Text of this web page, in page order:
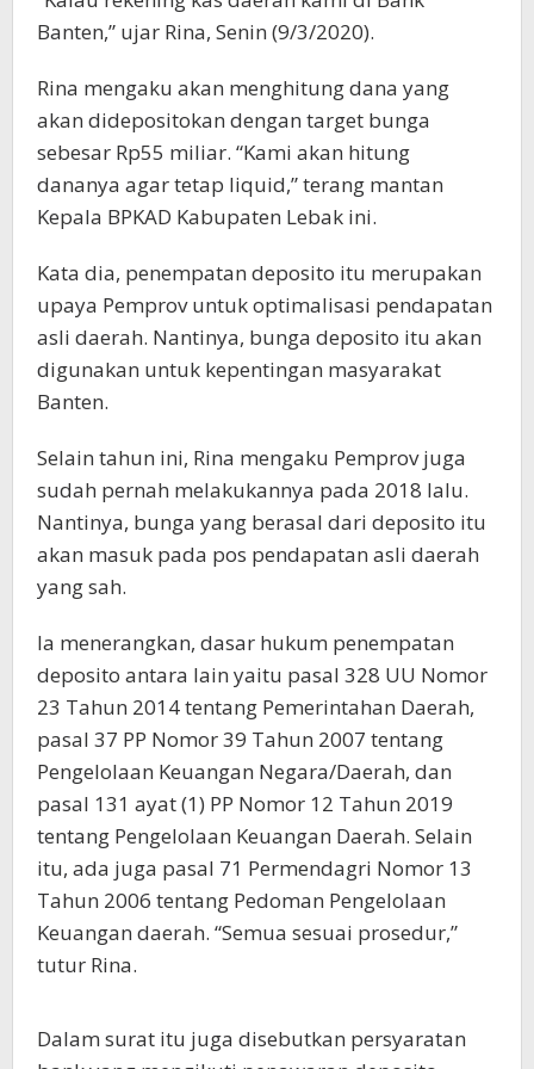
Banten,” ujar Rina, Senin (9/3/2020).
Rina mengaku akan menghitung dana yang
akan didepositokan dengan target bunga
sebesar Rp55 miliar. “Kami akan hitung
dananya agar tetap liquid,” terang mantan
Kepala BPKAD Kabupaten Lebak ini.
Kata dia, penempatan deposito itu merupakan
upaya Pemprov untuk optimalisasi pendapatan
asli daerah. Nantinya, bunga deposito itu akan
digunakan untuk kepentingan masyarakat
Banten.
Selain tahun ini, Rina mengaku Pemprov juga
sudah pernah melakukannya pada 2018 lalu.
Nantinya, bunga yang berasal dari deposito itu
akan masuk pada pos pendapatan asli daerah
yang sah.
Ia menerangkan, dasar hukum penempatan
deposito antara lain yaitu pasal 328 UU Nomor
23 Tahun 2014 tentang Pemerintahan Daerah,
pasal 37 PP Nomor 39 Tahun 2007 tentang
Pengelolaan Keuangan Negara/Daerah, dan
pasal 131 ayat (1) PP Nomor 12 Tahun 2019
tentang Pengelolaan Keuangan Daerah. Selain
itu, ada juga pasal 71 Permendagri Nomor 13
Tahun 2006 tentang Pedoman Pengelolaan
Keuangan daerah. “Semua sesuai prosedur,”
tutur Rina.
Dalam surat itu juga disebutkan persyaratan